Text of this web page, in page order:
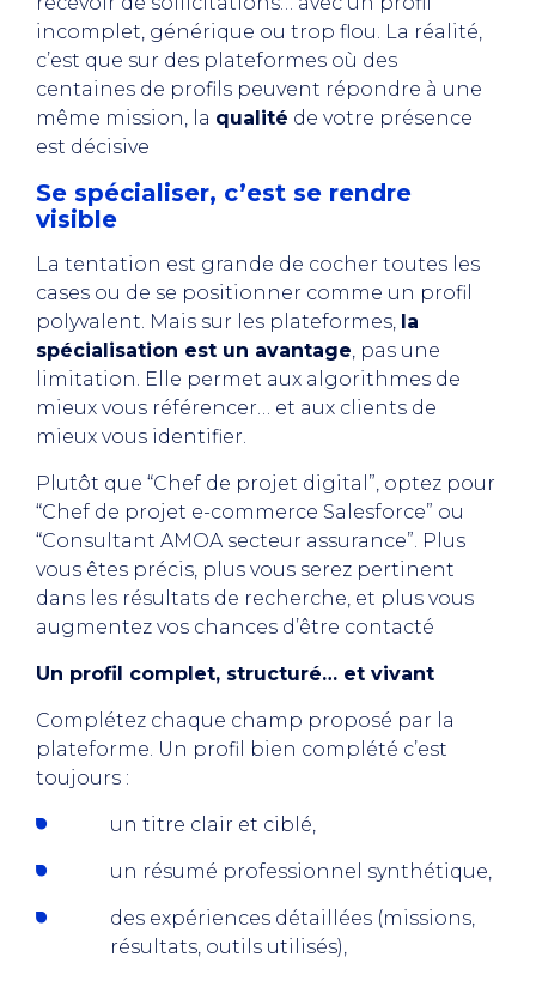
incomplet, générique ou trop flou. La réalité,
c’est que sur des plateformes où des
centaines de profils peuvent répondre à une
même mission, la qualité de votre présence
est décisive
Se spécialiser, c’est se rendre
visible
La tentation est grande de cocher toutes les
cases ou de se positionner comme un profil
polyvalent. Mais sur les plateformes, la
spécialisation est un avantage, pas une
limitation. Elle permet aux algorithmes de
mieux vous référencer… et aux clients de
mieux vous identifier.
Plutôt que “Chef de projet digital”, optez pour
“Chef de projet e-commerce Salesforce” ou
“Consultant AMOA secteur assurance”. Plus
vous êtes précis, plus vous serez pertinent
dans les résultats de recherche, et plus vous
augmentez vos chances d’être contacté
Un profil complet, structuré… et vivant
Complétez chaque champ proposé par la
plateforme. Un profil bien complété c’est
toujours :
un titre clair et ciblé,
un résumé professionnel synthétique,
des expériences détaillées (missions,
résultats, outils utilisés),